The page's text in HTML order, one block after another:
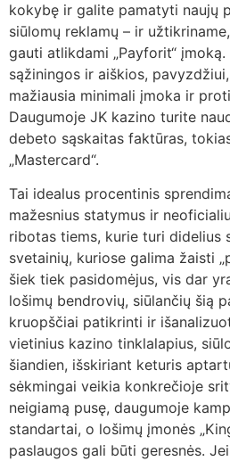
kokybę ir galite pamatyti naujų
siūlomų reklamų – ir
gauti atlikdami „Payforit“ įmoką.
sąžiningos ir aiškios,
mažiausia minimali įmoka ir
Daugumoje JK kazino turite
debeto sąskaitas faktūras,
„Mastercard“.
Tai idealus procentinis
mažesnius statymus ir
ribotas tiems, kurie turi didelius
svetainių, kuriose galima žaisti
šiek tiek pasidomėjus, vis dar
lošimų bendrovių, siūlančių šią
kruopščiai patikrinti ir
vietinius kazino tinklalapius,
šiandien, išskiriant keturis
sėkmingai veikia konkrečioje
neigiamą pusę, daugumoje
standartai, o lošimų įmonės
paslaugos gali būti geresnės.